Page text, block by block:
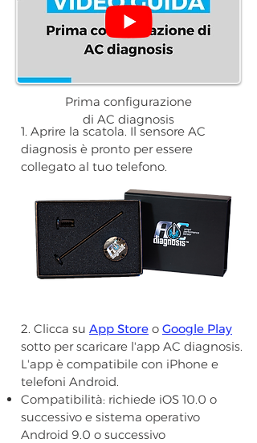
Prima configurazione
di AC diagnosis
1. Aprire la scatola. Il sensore AC
diagnosis è pronto per essere
collegato al tuo telefono.
2. Clicca su App Store o Google Play
sotto per scaricare l'app AC diagnosis.
L'app è compatibile con iPhone e
telefoni Android.
Compatibilità: richiede iOS 10.0 o
successivo e sistema operativo
Android 9.0 o successivo